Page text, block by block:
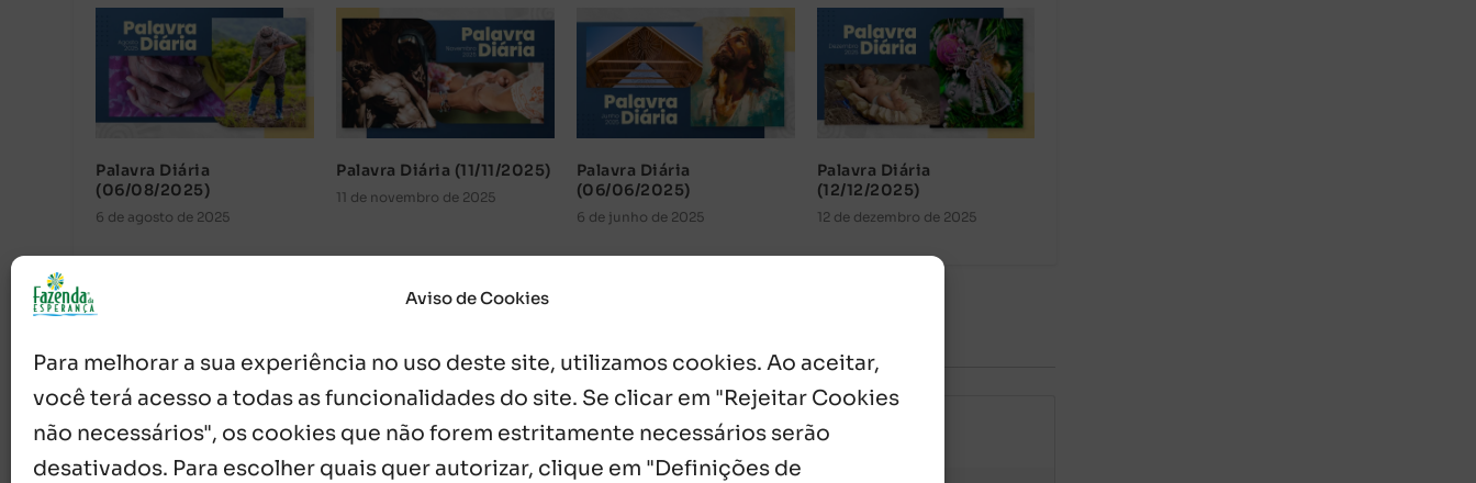
Aviso de Cookies
Para melhorar a sua experiência no uso deste site, utilizamos cookies. Ao aceitar,
você terá acesso a todas as funcionalidades do site. Se clicar em "Rejeitar Cookies
não necessários", os cookies que não forem estritamente necessários serão
desativados. Para escolher quais quer autorizar, clique em "Definições de
Palavra Diária
(06/08/2025)
6 de agosto de 2025
Palavra Diária (11/11/2025)
11 de novembro de 2025
Palavra Diária
(06/06/2025)
6 de junho de 2025
Palavra Diária
(12/12/2025)
12 de dezembro de 2025